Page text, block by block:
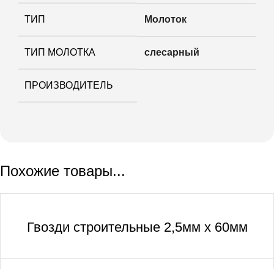
ТИП Молоток
ТИП МОЛОТКА слесарный
ПРОИЗВОДИТЕЛЬ
Похожие товары...
Гвозди строительные 2,5мм х 60мм